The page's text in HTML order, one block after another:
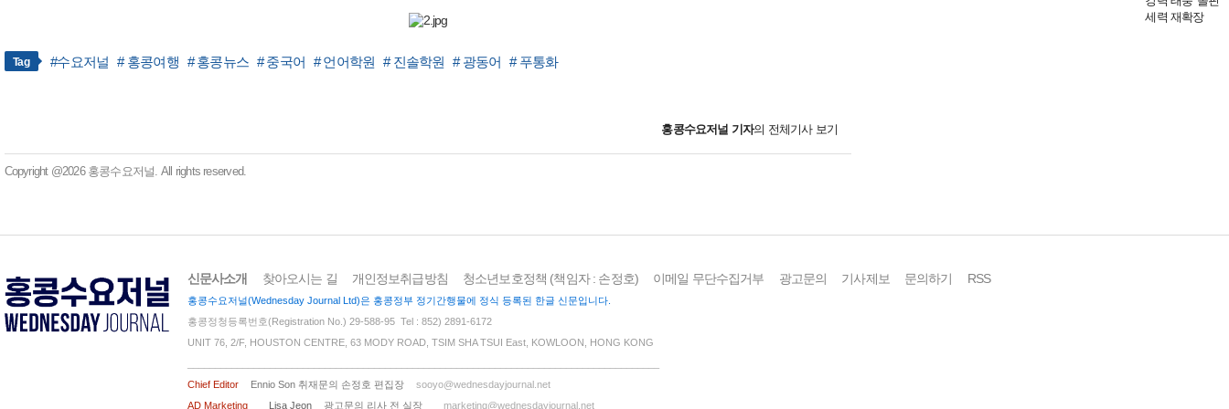
Tag #수요저널 # 홍콩여행 # 홍콩뉴스 # 중국어 # 언어학원 # 진솔학원 # 광동어 # 푸통화
홍콩수요저널 기자의 전체기사 보기
Copyright @2026 홍콩수요저널. All rights reserved.
신문사소개 찾아오시는 길 개인정보취급방침 청소년보호정책 (책임자 : 손정호) 이메일 무단수집거부 광고문의 기사제보 문의하기 RSS
홍콩수요저널(Wednesday Journal Ltd)은 홍콩정부 정기간행물에 정식 등록된 한글 신문입니다.
홍콩정청등록번호(Registration No.) 29-588-95 Tel : 852) 2891-6172
UNIT 76, 2/F, HOUSTON CENTRE, 63 MODY ROAD, TSIM SHA TSUI East, KOWLOON, HONG KONG
Chief Editor
Ennio Son 취재문의 손정호 편집장
sooyo@wednesdayjournal.net
AD Marketing
Lisa Jeon 광고문의 리사 전 실장 marketing@wednesdayjournal.net